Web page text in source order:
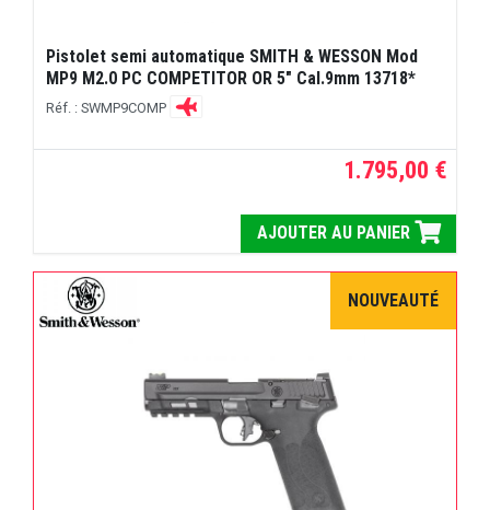
Pistolet semi automatique SMITH & WESSON Mod
MP9 M2.0 PC COMPETITOR OR 5" Cal.9mm 13718*
Réf. : SWMP9COMP
1.795,00 €
AJOUTER AU PANIER
NOUVEAUTÉ